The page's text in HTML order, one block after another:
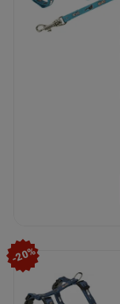
-20%